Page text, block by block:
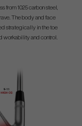
from 1025 carbon steel,
The body and face
strategically in the toe
workability and control.